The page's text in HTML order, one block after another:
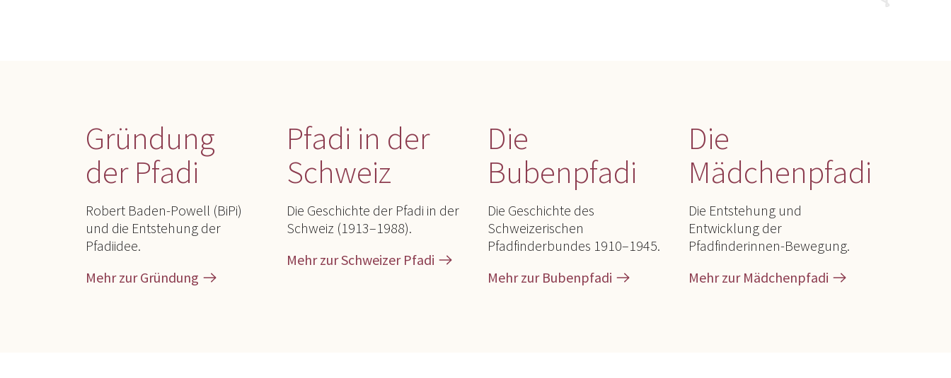
Gründung
der Pfadi
Robert Baden-Powell (BiPi)
und die Entstehung der
Pfadiidee.
Mehr zur Gründung
Pfadi in der
Schweiz
Die Geschichte der Pfadi in der
Schweiz (1913–1988).
Mehr zur Schweizer Pfadi
Die
Bubenpfadi
Die Geschichte des
Schweizerischen
Pfadfinderbundes 1910–1945.
Mehr zur Bubenpfadi
Die
Mädchenpfadi
Die Entstehung und
Entwicklung der
Pfadfinderinnen-Bewegung.
Mehr zur Mädchenpfadi